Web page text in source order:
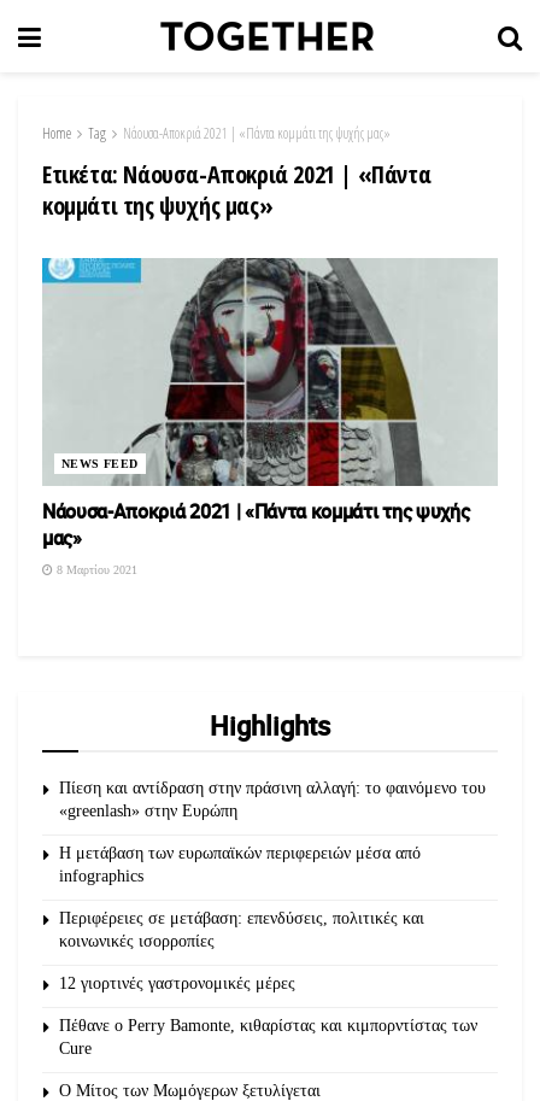
Home Tag Νάουσα-Αποκριά 2021 | «Πάντα κομμάτι της ψυχής μας»
Ετικέτα: Νάουσα-Αποκριά 2021 | «Πάντα
κομμάτι της ψυχής μας»
NEWS FEED
Νάουσα-Αποκριά 2021 | «Πάντα κομμάτι της ψυχής
μας»
8 Μαρτίου 2021
Highlights
Πίεση και αντίδραση στην πράσινη αλλαγή: το φαινόμενο του
«greenlash» στην Ευρώπη
Η μετάβαση των ευρωπαϊκών περιφερειών μέσα από
infographics
Περιφέρειες σε μετάβαση: επενδύσεις, πολιτικές και
κοινωνικές ισορροπίες
12 γιορτινές γαστρονομικές μέρες
Πέθανε ο Perry Bamonte, κιθαρίστας και κιμπορντίστας των
Cure
O Μίτος των Μωμόγερων ξετυλίγεται